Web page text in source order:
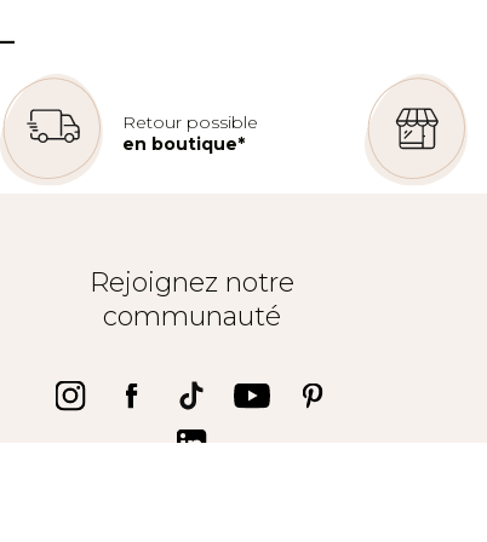
–
Retour possible
en boutique*
Rejoignez notre
communauté